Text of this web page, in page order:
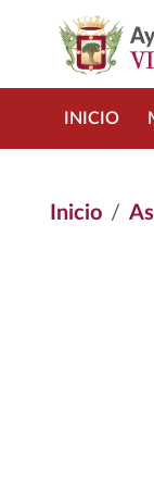
INICIO
Inicio